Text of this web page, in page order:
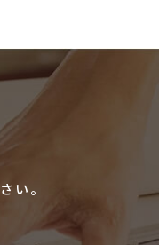
い。